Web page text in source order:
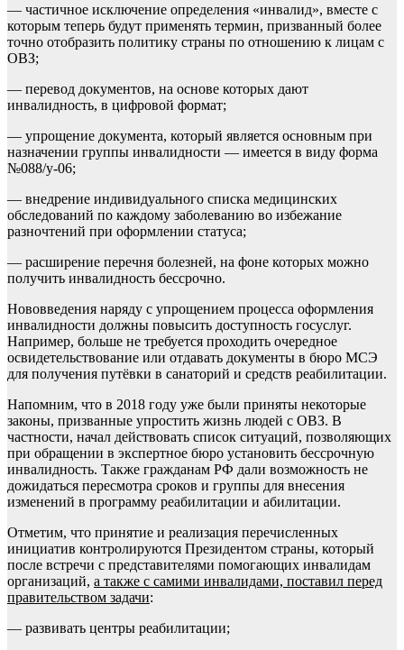
— частичное исключение определения «инвалид», вместе с
которым теперь будут применять термин, призванный более
точно отобразить политику страны по отношению к лицам с
ОВЗ;
— перевод документов, на основе которых дают
инвалидность, в цифровой формат;
— упрощение документа, который является основным при
назначении группы инвалидности — имеется в виду форма
№088/у-06;
— внедрение индивидуального списка медицинских
обследований по каждому заболеванию во избежание
разночтений при оформлении статуса;
— расширение перечня болезней, на фоне которых можно
получить инвалидность бессрочно.
Нововведения наряду с упрощением процесса оформления
инвалидности должны повысить доступность госуслуг.
Например, больше не требуется проходить очередное
освидетельствование или отдавать документы в бюро МСЭ
для получения путёвки в санаторий и средств реабилитации.
Напомним, что в 2018 году уже были приняты некоторые
законы, призванные упростить жизнь людей с ОВЗ. В
частности, начал действовать список ситуаций, позволяющих
при обращении в экспертное бюро установить бессрочную
инвалидность. Также гражданам РФ дали возможность не
дожидаться пересмотра сроков и группы для внесения
изменений в программу реабилитации и абилитации.
Отметим, что принятие и реализация перечисленных
инициатив контролируются Президентом страны, который
после встречи с представителями помогающих инвалидам
организаций, а также с самими инвалидами, поставил перед
правительством задачи:
— развивать центры реабилитации;